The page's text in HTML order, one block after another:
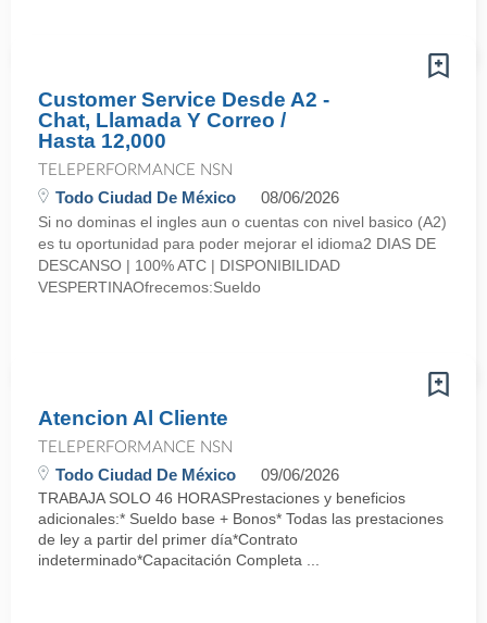
Customer Service Desde A2 -
Chat, Llamada Y Correo /
Hasta 12,000
TELEPERFORMANCE NSN
Todo Ciudad De México 08/06/2026
Si no dominas el ingles aun o cuentas con nivel basico (A2)
es tu oportunidad para poder mejorar el idioma2 DIAS DE
DESCANSO | 100% ATC | DISPONIBILIDAD
VESPERTINAOfrecemos:Sueldo
Atencion Al Cliente
TELEPERFORMANCE NSN
Todo Ciudad De México 09/06/2026
TRABAJA SOLO 46 HORASPrestaciones y beneficios
adicionales:* Sueldo base + Bonos* Todas las prestaciones
de ley a partir del primer día*Contrato
indeterminado*Capacitación Completa ...